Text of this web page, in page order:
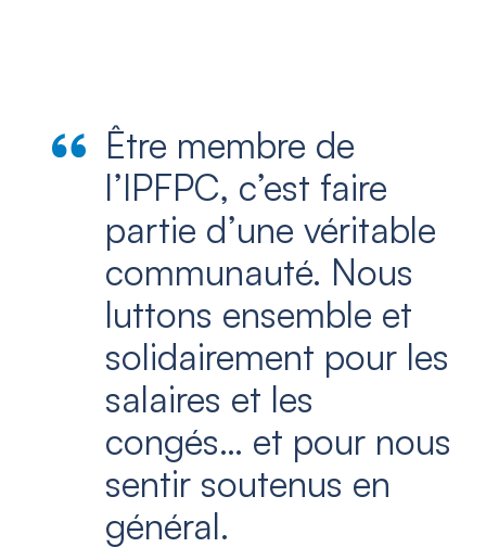
Être membre de
l’IPFPC, c’est faire
partie d’une véritable
communauté. Nous
luttons ensemble et
solidairement pour les
salaires et les
congés… et pour nous
sentir soutenus en
général.